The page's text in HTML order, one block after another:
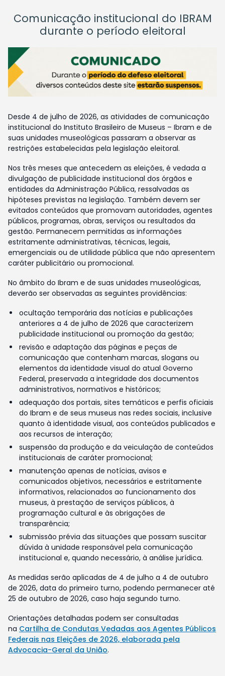
Comunicação institucional do IBRAM
durante o período eleitoral
Desde 4 de julho de 2026, as atividades de comunicação
institucional do Instituto Brasileiro de Museus – Ibram e de
suas unidades museológicas passaram a observar as
restrições estabelecidas pela legislação eleitoral.
Nos três meses que antecedem as eleições, é vedada a
divulgação de publicidade institucional dos órgãos e
entidades da Administração Pública, ressalvadas as
hipóteses previstas na legislação. Também devem ser
evitados conteúdos que promovam autoridades, agentes
públicos, programas, obras, serviços ou resultados da
gestão. Permanecem permitidas as informações
estritamente administrativas, técnicas, legais,
emergenciais ou de utilidade pública que não apresentem
caráter publicitário ou promocional.
No âmbito do Ibram e de suas unidades museológicas,
deverão ser observadas as seguintes providências:
ocultação temporária das notícias e publicações
anteriores a 4 de julho de 2026 que caracterizem
publicidade institucional ou promoção da gestão;
revisão e adaptação das páginas e peças de
comunicação que contenham marcas, slogans ou
elementos da identidade visual do atual Governo
Federal, preservada a integridade dos documentos
administrativos, normativos e históricos;
adequação dos portais, sites temáticos e perfis oficiais
do Ibram e de seus museus nas redes sociais, inclusive
quanto à identidade visual, aos conteúdos publicados e
aos recursos de interação;
suspensão da produção e da veiculação de conteúdos
institucionais de caráter promocional;
manutenção apenas de notícias, avisos e
comunicados objetivos, necessários e estritamente
informativos, relacionados ao funcionamento dos
museus, à prestação de serviços públicos, à
programação cultural e às obrigações de
transparência;
submissão prévia das situações que possam suscitar
dúvida à unidade responsável pela comunicação
institucional e, quando necessário, à análise jurídica.
As medidas serão aplicadas de 4 de julho a 4 de outubro
de 2026, data do primeiro turno, podendo permanecer até
25 de outubro de 2026, caso haja segundo turno.
Orientações detalhadas podem ser consultadas
na Cartilha de Condutas Vedadas aos Agentes Públicos
Federais nas Eleições de 2026, elaborada pela
Advocacia-Geral da União.